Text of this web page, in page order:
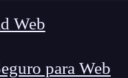
Web
para Web